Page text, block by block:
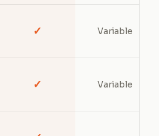
✓ Variable
✓ Variable